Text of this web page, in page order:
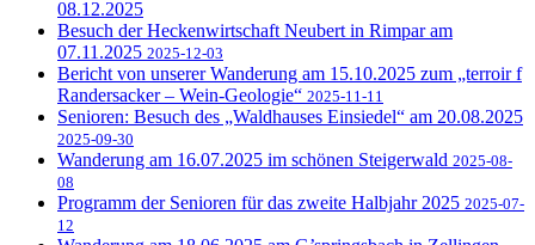
08.12.2025
Besuch der Heckenwirtschaft Neubert in Rimpar am
07.11.2025 2025-12-03
Bericht von unserer Wanderung am 15.10.2025 zum „terroir f
Randersacker – Wein-Geologie“ 2025-11-11
Senioren: Besuch des „Waldhauses Einsiedel“ am 20.08.2025
2025-09-30
Wanderung am 16.07.2025 im schönen Steigerwald 2025-08-
08
Programm der Senioren für das zweite Halbjahr 2025 2025-07-
12